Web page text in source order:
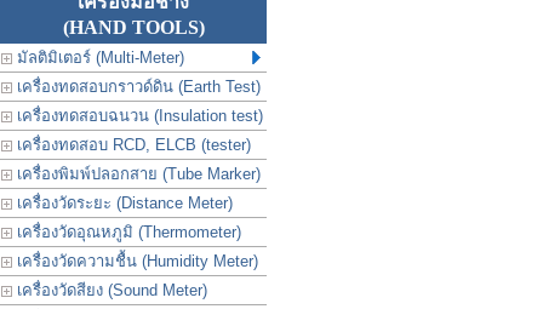
(HAND TOOLS)
มัลติมิเตอร์ (Multi-Meter)
เครื่องทดสอบกราวด์ดิน (Earth Test)
เครื่องทดสอบฉนวน (Insulation test)
เครื่องทดสอบ RCD, ELCB (tester)
เครื่องพิมพ์ปลอกสาย (Tube Marker)
เครื่องวัดระยะ (Distance Meter)
เครื่องวัดอุณหภูมิ (Thermometer)
เครื่องวัดความชื้น (Humidity Meter)
เครื่องวัดสียง (Sound Meter)